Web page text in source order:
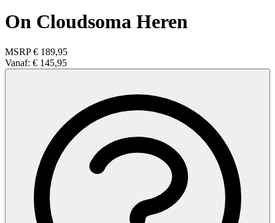
On Cloudsoma Heren
MSRP € 189,95
Vanaf: € 145,95